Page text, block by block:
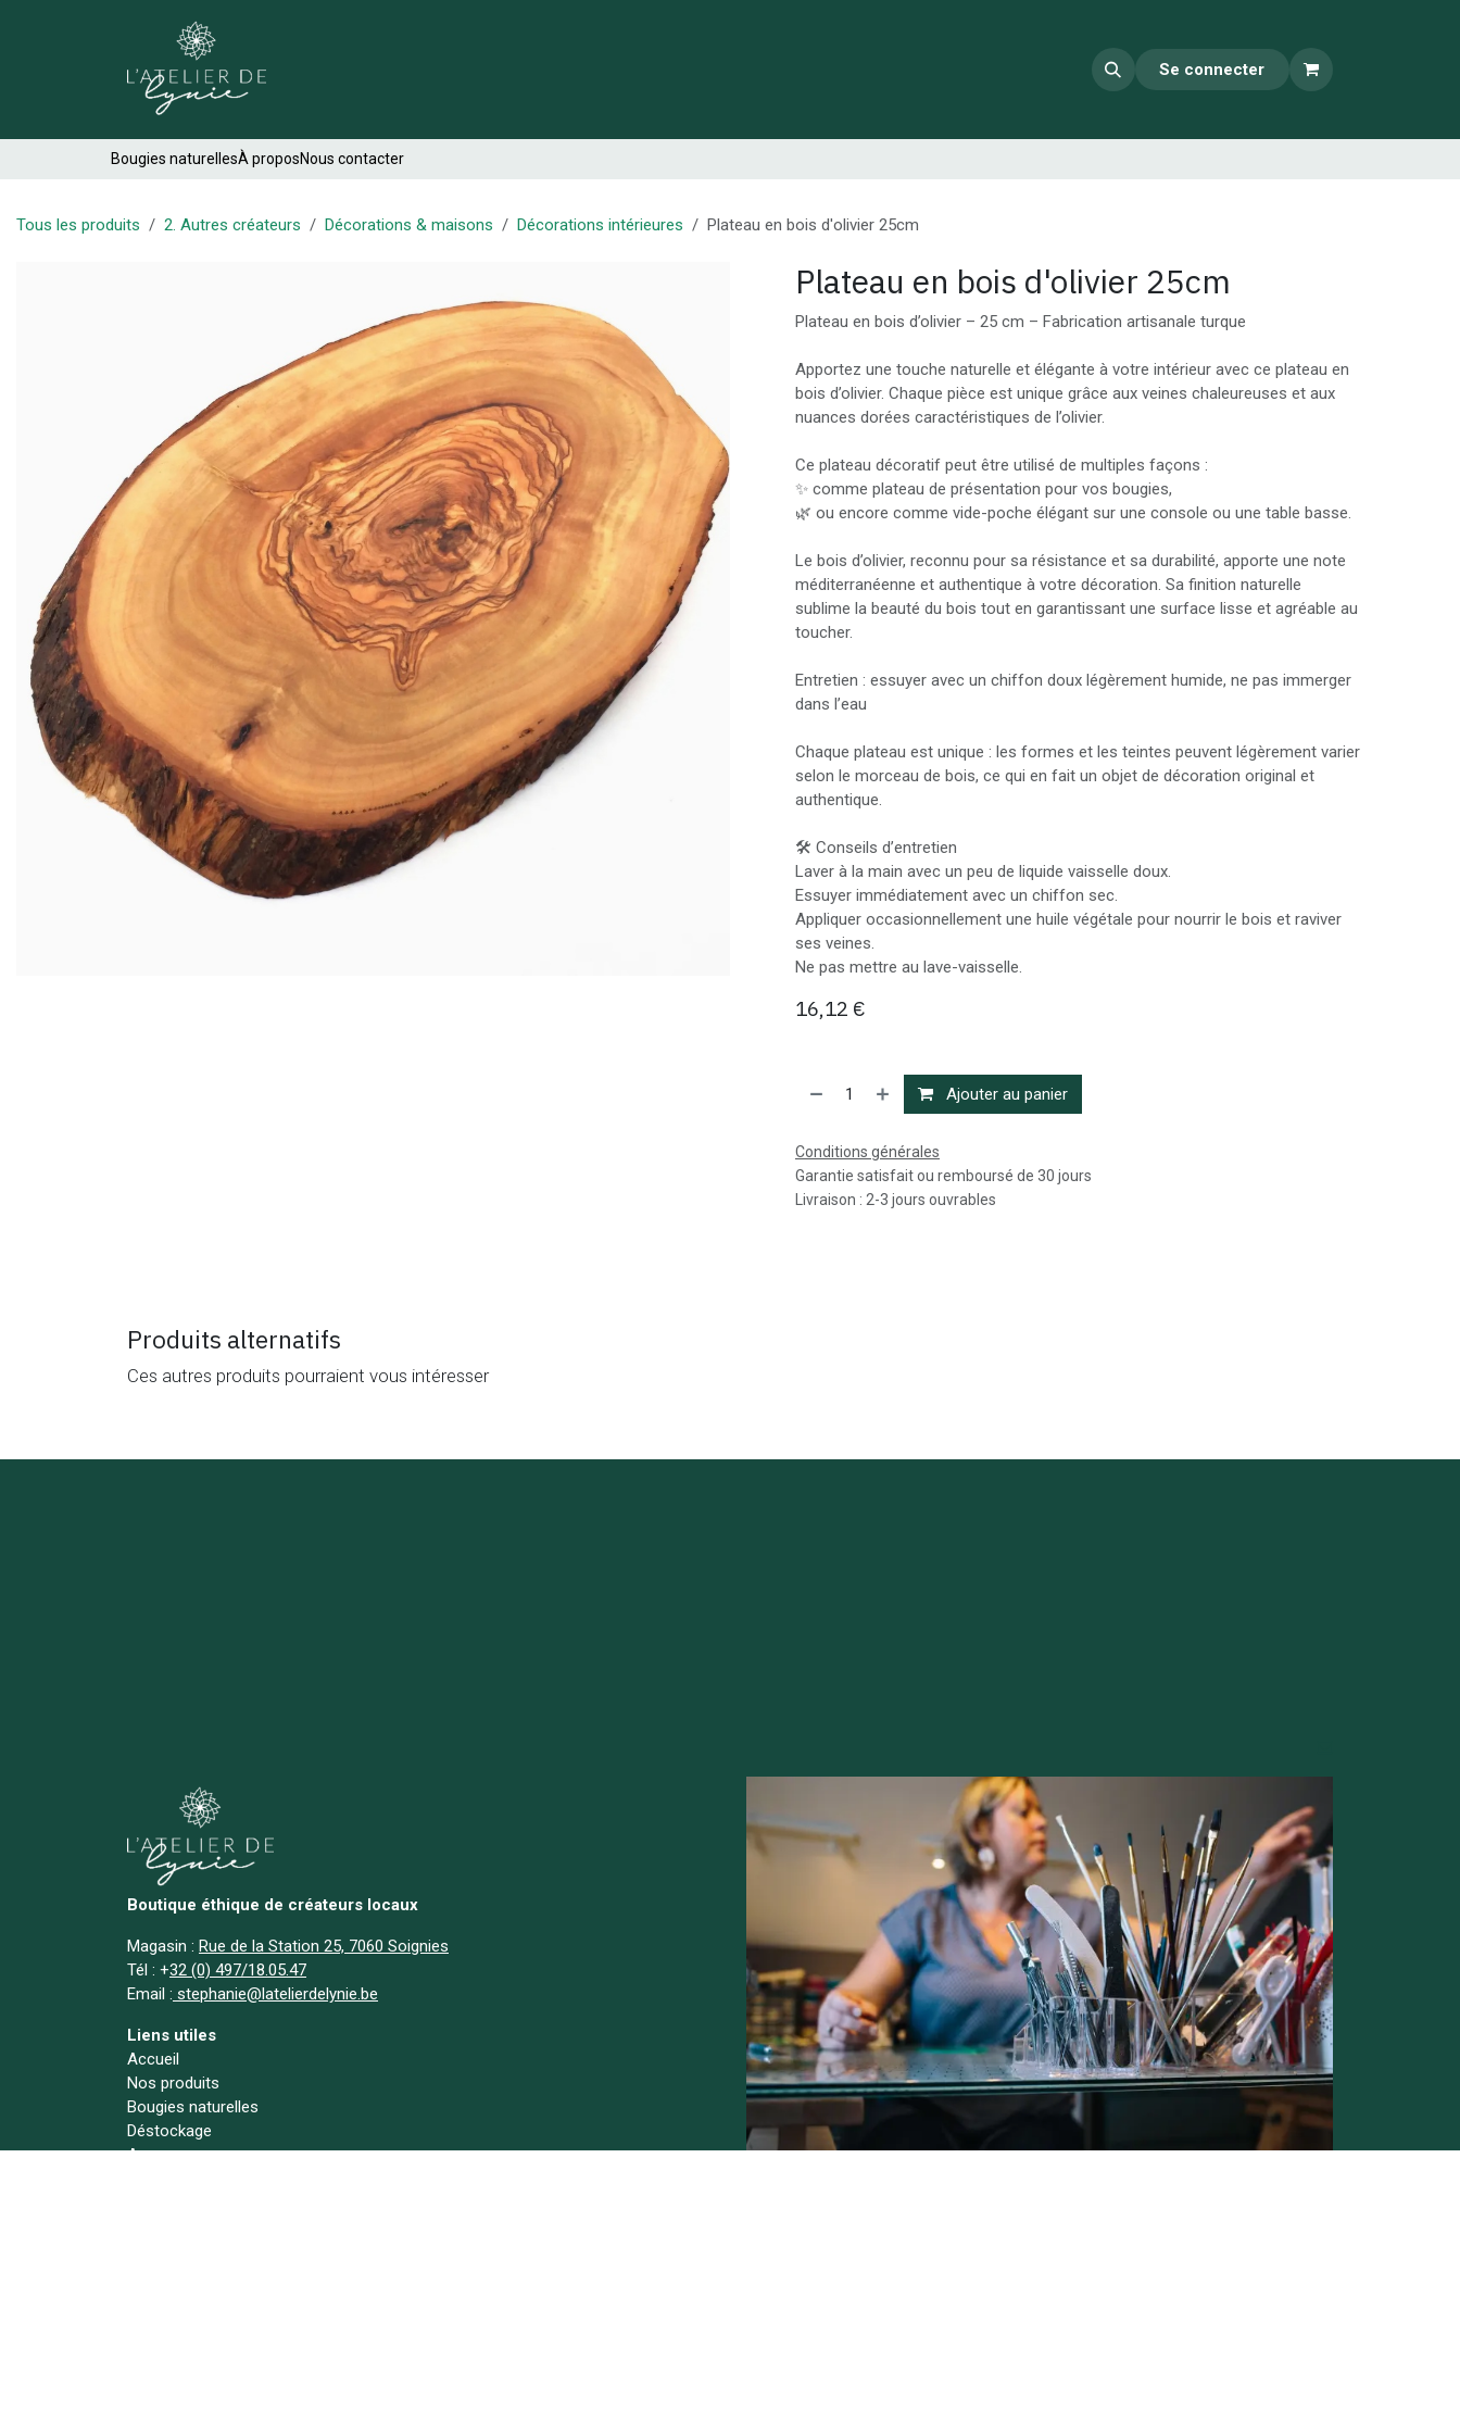
Se connecter
Bougies naturellesÀ proposNous contacter
Tous les produits 2. Autres créateurs Décorations & maisons Décorations intérieures Plateau en bois d'olivier 25cm
Plateau en bois d'olivier 25cm
Plateau en bois d’olivier – 25 cm – Fabrication artisanale turque
Apportez une touche naturelle et élégante à votre intérieur avec ce plateau en
bois d’olivier. Chaque pièce est unique grâce aux veines chaleureuses et aux
nuances dorées caractéristiques de l’olivier.
Ce plateau décoratif peut être utilisé de multiples façons :
✨ comme plateau de présentation pour vos bougies,
🌿 ou encore comme vide-poche élégant sur une console ou une table basse.
Le bois d’olivier, reconnu pour sa résistance et sa durabilité, apporte une note
méditerranéenne et authentique à votre décoration. Sa finition naturelle
sublime la beauté du bois tout en garantissant une surface lisse et agréable au
toucher.
Entretien : essuyer avec un chiffon doux légèrement humide, ne pas immerger
dans l’eau
Chaque plateau est unique : les formes et les teintes peuvent légèrement varier
selon le morceau de bois, ce qui en fait un objet de décoration original et
authentique.
🛠️ Conseils d’entretien
Laver à la main avec un peu de liquide vaisselle doux.
Essuyer immédiatement avec un chiffon sec.
Appliquer occasionnellement une huile végétale pour nourrir le bois et raviver
ses veines.
Ne pas mettre au lave-vaisselle.
16,12 €
Ajouter au panier
Conditions générales
Garantie satisfait ou remboursé de 30 jours
Livraison : 2-3 jours ouvrables
Produits alternatifs
Ces autres produits pourraient vous intéresser
Boutique éthique de créateurs locaux
Magasin : Rue de la Station 25, 7060 Soignies
Tél : +32 (0) 497/18.05.47
Email : stephanie@latelierdelynie.be
Liens utiles
Accueil
Nos produits
Bougies naturelles
Déstockage
A propos